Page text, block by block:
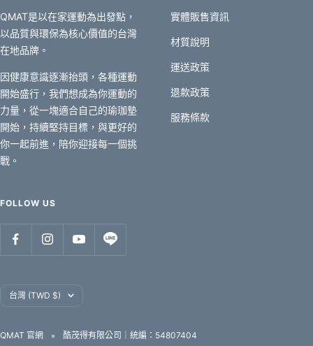
QMAT是以在家運動為出發點，
以品質與環保為核心價值的台灣
在地品牌。
因健康意識逐漸抬頭，各種運動
開始盛行，我們想成為你運動的
力量，從一塊適合自己的瑜珈墊
開始，持續堅持目標，與更好的
你一起前進，陪你迎接每一個挑
戰。
實體販售資訊
材質說明
運送政策
退款政策
服務條款
FOLLOW US
台灣 (TWD $)
QMAT 官網 酷茂得有限公司｜統編：54807404